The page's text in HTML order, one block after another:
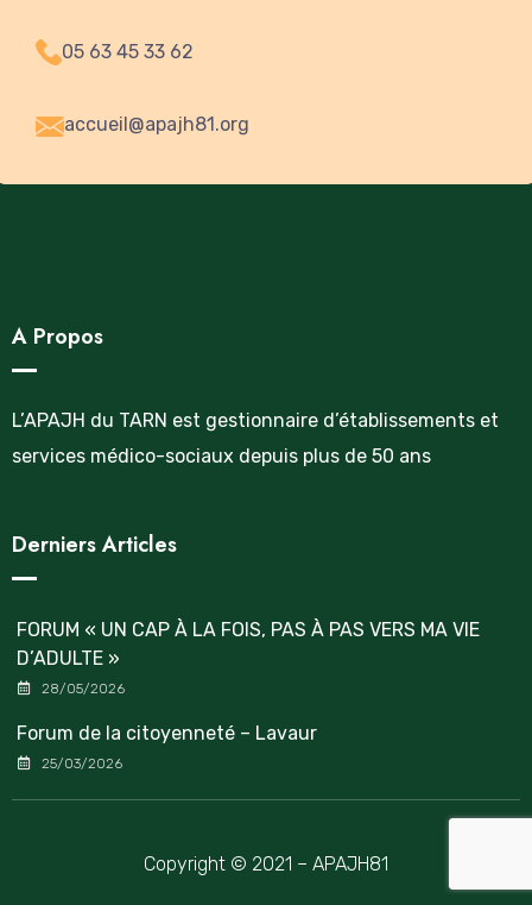
05 63 45 33 62
accueil@apajh81.org
A Propos
L’APAJH du TARN est gestionnaire d’établissements et
services médico-sociaux depuis plus de 50 ans
Derniers Articles
FORUM « UN CAP À LA FOIS, PAS À PAS VERS MA VIE
D’ADULTE »
28/05/2026
Forum de la citoyenneté – Lavaur
25/03/2026
Copyright © 2021 – APAJH81